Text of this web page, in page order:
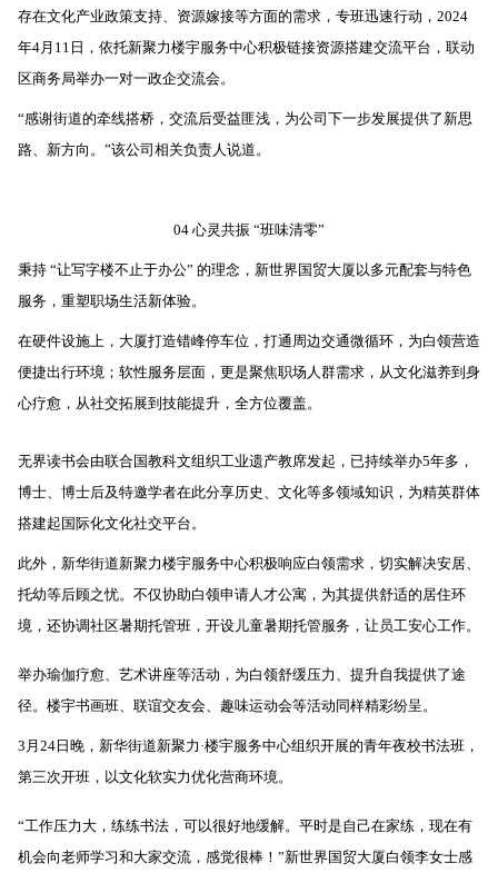
存在文化产业政策支持、资源嫁接等方面的需求，专班迅速行动，2024
年4月11日，依托新聚力楼宇服务中心积极链接资源搭建交流平台，联动
区商务局举办一对一政企交流会。
“感谢街道的牵线搭桥，交流后受益匪浅，为公司下一步发展提供了新思
路、新方向。”该公司相关负责人说道。
04 心灵共振 “班味清零”
秉持 “让写字楼不止于办公” 的理念，新世界国贸大厦以多元配套与特色
服务，重塑职场生活新体验。
在硬件设施上，大厦打造错峰停车位，打通周边交通微循环，为白领营造
便捷出行环境；软性服务层面，更是聚焦职场人群需求，从文化滋养到身
心疗愈，从社交拓展到技能提升，全方位覆盖。
无界读书会由联合国教科文组织工业遗产教席发起，已持续举办5年多，
博士、博士后及特邀学者在此分享历史、文化等多领域知识，为精英群体
搭建起国际化文化社交平台。
此外，新华街道新聚力楼宇服务中心积极响应白领需求，切实解决安居、
托幼等后顾之忧。不仅协助白领申请人才公寓，为其提供舒适的居住环
境，还协调社区暑期托管班，开设儿童暑期托管服务，让员工安心工作。
举办瑜伽疗愈、艺术讲座等活动，为白领舒缓压力、提升自我提供了途
径。楼宇书画班、联谊交友会、趣味运动会等活动同样精彩纷呈。
3月24日晚，新华街道新聚力·楼宇服务中心组织开展的青年夜校书法班，
第三次开班，以文化软实力优化营商环境。
“工作压力大，练练书法，可以很好地缓解。平时是自己在家练，现在有
机会向老师学习和大家交流，感觉很棒！”新世界国贸大厦白领李女士感